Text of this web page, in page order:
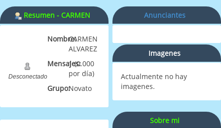
Resumen - CARMEN
Desconectado
Nombre:CARMEN
ALVAREZ
Mensajes:1 (0.000
por día)
Grupo:Novato
Anunciantes
Imagenes
Actualmente no hay
imagenes.
Sobre mi